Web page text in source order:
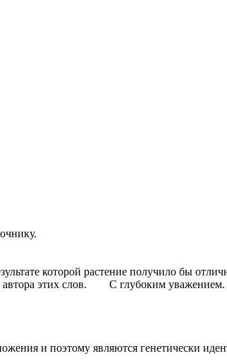
которой растение получило бы
автора этих слов. С глубоким уважением.
и поэтому являются генетически